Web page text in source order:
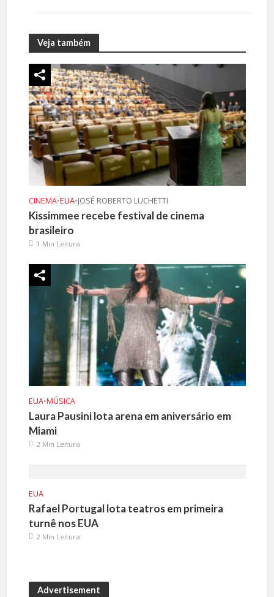
Veja também
CINEMA•EUA•JOSÉ ROBERTO LUCHETTI
Kissimmee recebe festival de cinema
brasileiro
1 Min Leitura
EUA•MÚSICA
Laura Pausini lota arena em aniversário em
Miami
2 Min Leitura
EUA
Rafael Portugal lota teatros em primeira
turnê nos EUA
2 Min Leitura
Advertisement